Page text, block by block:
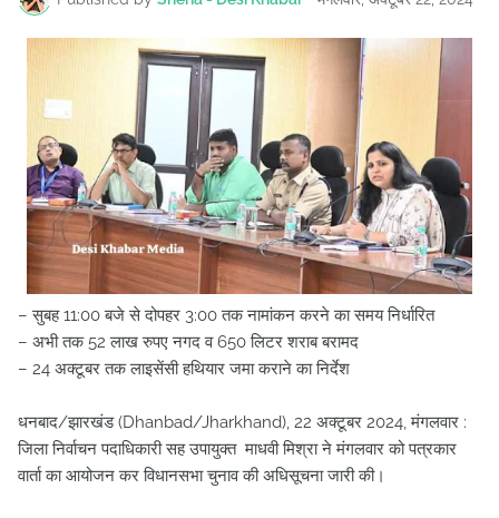
– सुबह 11:00 बजे से दोपहर 3:00 तक नामांकन करने का समय निर्धारित
– अभी तक 52 लाख रुपए नगद व 650 लिटर शराब बरामद
– 24 अक्टूबर तक लाइसेंसी हथियार जमा कराने का निर्देश
धनबाद/झारखंड (Dhanbad/Jharkhand), 22 अक्टूबर 2024, मंगलवार :
जिला निर्वाचन पदाधिकारी सह उपायुक्त माधवी मिश्रा ने मंगलवार को पत्रकार
वार्ता का आयोजन कर विधानसभा चुनाव की अधिसूचना जारी की।